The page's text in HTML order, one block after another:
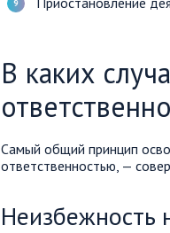
В каких
Самый общий принцип
ответственностью, —
Неизбежность